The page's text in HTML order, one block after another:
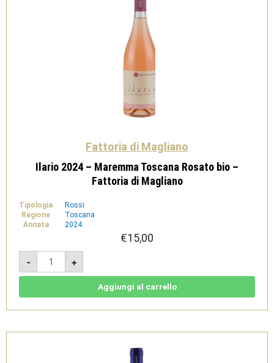
Fattoria di Magliano
Ilario 2024 – Maremma Toscana Rosato bio –
Fattoria di Magliano
Tipologia
Rossi
Regione
Toscana
Annata
2024
€15,00
-
Ilario
2024
-
Maremma
-
Magliano
+
Aggiungi al carrello